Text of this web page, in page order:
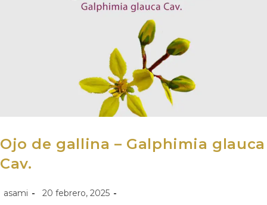
Ojo de gallina – Galphimia glauca
Cav.
asami
20 febrero, 2025